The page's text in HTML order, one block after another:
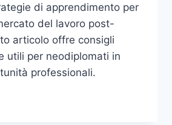
di apprendimento per
del lavoro post-
articolo offre consigli
utili per neodiplomati in
professionali.